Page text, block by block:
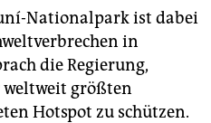
Nationalpark ist dabei
in
die Regierung,
größten
Hotspot zu schützen.